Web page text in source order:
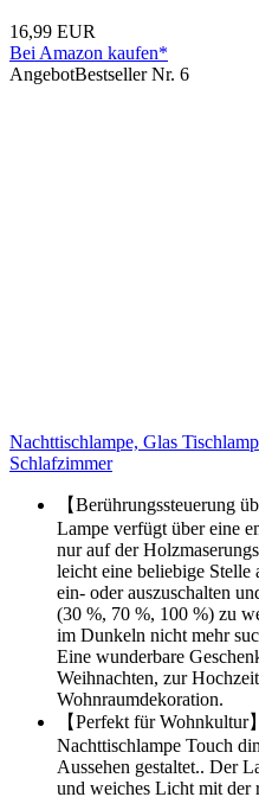
16,99 EUR
Bei Amazon kaufen*
AngebotBestseller Nr. 6
Nachttischlampe, Glas
Schlafzimmer
【Berührungssteuerung
Lampe verfügt über eine
nur auf der
leicht eine beliebige
ein- oder auszuschalten
(30 %, 70 %, 100 %) zu
im Dunkeln nicht mehr
Eine wunderbare
Weihnachten, zur
Wohnraumdekoration.
【Perfekt für Wohnkultur
Nachttischlampe Touch
Aussehen gestaltet.. Der
und weiches Licht mit